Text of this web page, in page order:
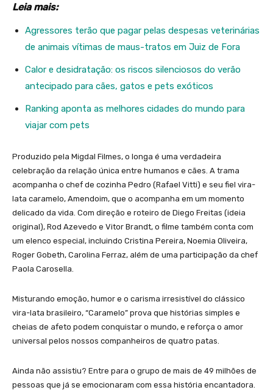
Leia mais:
Agressores terão que pagar pelas despesas veterinárias
de animais vítimas de maus-tratos em Juiz de Fora
Calor e desidratação: os riscos silenciosos do verão
antecipado para cães, gatos e pets exóticos
Ranking aponta as melhores cidades do mundo para
viajar com pets
Produzido pela Migdal Filmes, o longa é uma verdadeira
celebração da relação única entre humanos e cães. A trama
acompanha o chef de cozinha Pedro (Rafael Vitti) e seu fiel vira-
lata caramelo, Amendoim, que o acompanha em um momento
delicado da vida. Com direção e roteiro de Diego Freitas (ideia
original), Rod Azevedo e Vitor Brandt, o filme também conta com
um elenco especial, incluindo Cristina Pereira, Noemia Oliveira,
Roger Gobeth, Carolina Ferraz, além de uma participação da chef
Paola Carosella.
Misturando emoção, humor e o carisma irresistível do clássico
vira-lata brasileiro, “Caramelo” prova que histórias simples e
cheias de afeto podem conquistar o mundo, e reforça o amor
universal pelos nossos companheiros de quatro patas.
Ainda não assistiu? Entre para o grupo de mais de 49 milhões de
pessoas que já se emocionaram com essa história encantadora.